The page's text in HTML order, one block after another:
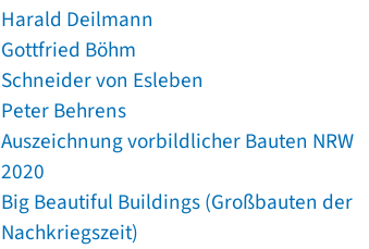
Harald Deilmann
Gottfried Böhm
Schneider von Esleben
Peter Behrens
Auszeichnung vorbildlicher Bauten NRW
2020
Big Beautiful Buildings (Großbauten der
Nachkriegszeit)